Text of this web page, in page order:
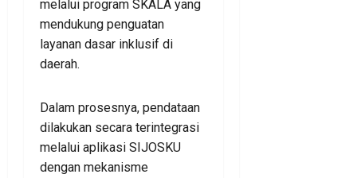
melalui program SKALA yang
mendukung penguatan
layanan dasar inklusif di
daerah.
Dalam prosesnya, pendataan
dilakukan secara terintegrasi
melalui aplikasi SIJOSKU
dengan mekanisme